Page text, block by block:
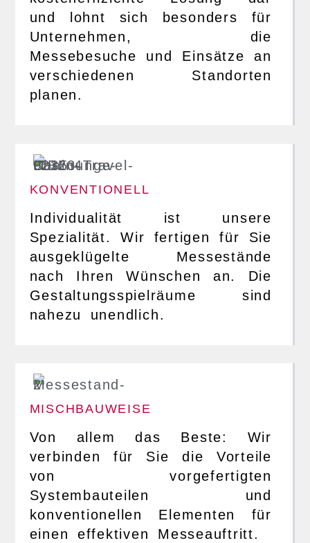
und lohnt sich besonders für
Unternehmen, die
Messebesuche und Einsätze an
verschiedenen Standorten
planen.
KONVENTIONELL
Individualität ist unsere
Spezialität. Wir fertigen für Sie
ausgeklügelte Messestände
nach Ihren Wünschen an. Die
Gestaltungsspielräume sind
nahezu unendlich.
MISCHBAUWEISE
Von allem das Beste: Wir
verbinden für Sie die Vorteile
von vorgefertigten
Systembauteilen und
konventionellen Elementen für
einen effektiven Messeauftritt.